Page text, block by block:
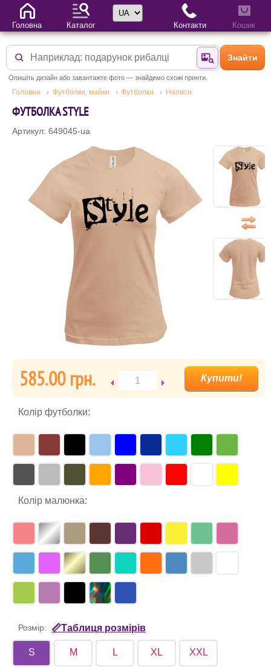
Знайти за
Знайти
Опишіть дизайн або завантажте фото — знайдемо схожі принти.
Головна Футболки, майки Футболки Написи
ФУТБОЛКА STYLE
Артикул: 649045-ua
585.00 гpн.
Колір футболки:
Колір малюнка:
Розмір: 📏Таблиця розмірів
S M L XL XXL
Головна Каталог
Вибір мови
Контакти Кошик